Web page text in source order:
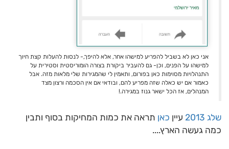
אני כאן לא בשביל להפריע למישהו אחר, אלא להיפך,- לנסות להעלות קצת חיוך
למישהו על הפנים, וכן- גם להעביר ביקורת בצורה הומוריסטית וסטירית על
התנהלויות מסוימות כאן בפורום, ותאמין לי שהמגירות שלי מלאות מזה. אבל
כאמור אם יש כאלה שזה מפריע להם, ובודאי אם אין הסכמה ורצון מצד
המנהלים, אז הכל ישאר גנוז במגירה.!
שלג 2013 עיין כאן תראה את כמות המחיקות בסוף ותבין
כמה געשה הארץ....